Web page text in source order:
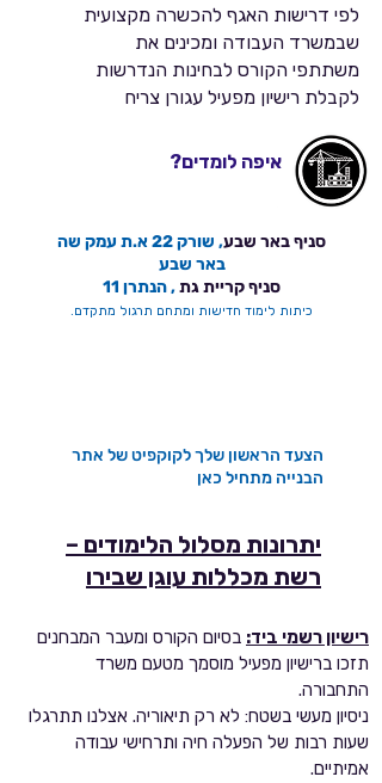
לפי דרישות האגף להכשרה מקצועית
שבמשרד העבודה ומכינים את
משתתפי הקורס לבחינות הנדרשות
לקבלת רישיון מפעיל עגורן צריח
איפה לומדים?
סניף באר שבע
, שורק 22 א.ת עמק שה
באר שבע
סניף קריית גת, הנתרן 11
כיתות לימוד חדישות ומתחם תרגול מתקדם.
הצעד הראשון שלך לקוקפיט של אתר
הבנייה מתחיל כאן
יתרונות מסלול הלימודים –
רשת מכללות עוגן שבירו
רישיון רשמי ביד: בסיום הקורס ומעבר המבחנים
תזכו ברישיון מפעיל מוסמך מטעם משרד
התחבורה.
ניסיון מעשי בשטח: לא רק תיאוריה. אצלנו תתרגלו
שעות רבות של הפעלה חיה ותרחישי עבודה
אמיתיים.